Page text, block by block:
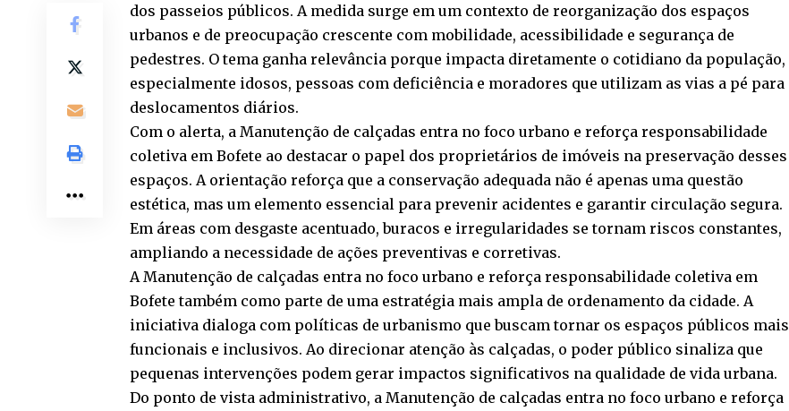
dos passeios públicos. A medida surge em um contexto de reorganização dos espaços
urbanos e de preocupação crescente com mobilidade, acessibilidade e segurança de
pedestres. O tema ganha relevância porque impacta diretamente o cotidiano da população,
especialmente idosos, pessoas com deficiência e moradores que utilizam as vias a pé para
deslocamentos diários.
Com o alerta, a Manutenção de calçadas entra no foco urbano e reforça responsabilidade
coletiva em Bofete ao destacar o papel dos proprietários de imóveis na preservação desses
espaços. A orientação reforça que a conservação adequada não é apenas uma questão
estética, mas um elemento essencial para prevenir acidentes e garantir circulação segura.
Em áreas com desgaste acentuado, buracos e irregularidades se tornam riscos constantes,
ampliando a necessidade de ações preventivas e corretivas.
A Manutenção de calçadas entra no foco urbano e reforça responsabilidade coletiva em
Bofete também como parte de uma estratégia mais ampla de ordenamento da cidade. A
iniciativa dialoga com políticas de urbanismo que buscam tornar os espaços públicos mais
funcionais e inclusivos. Ao direcionar atenção às calçadas, o poder público sinaliza que
pequenas intervenções podem gerar impactos significativos na qualidade de vida urbana.
Do ponto de vista administrativo, a Manutenção de calçadas entra no foco urbano e reforça